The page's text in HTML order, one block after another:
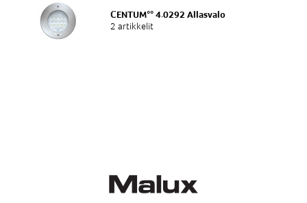
CENTUM°° 4.0292 Allasvalo
2 artikkelit